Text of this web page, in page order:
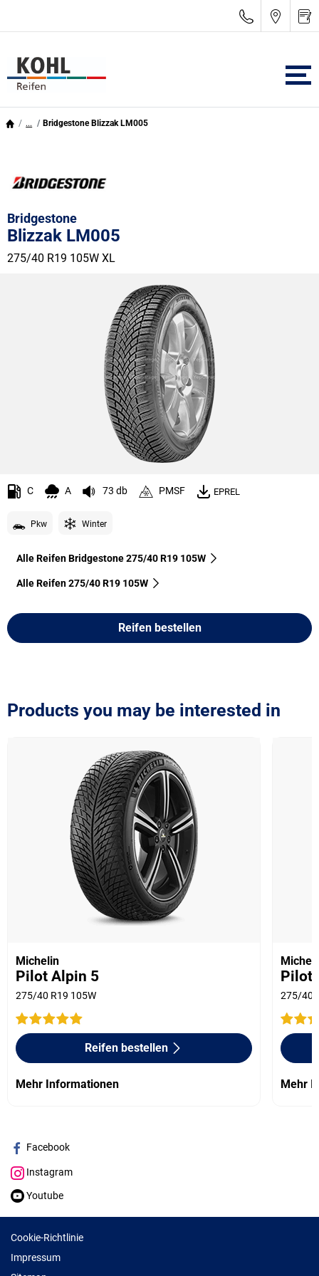
... Bridgestone Blizzak LM005
Bridgestone
Blizzak LM005
275/40 R19 105W XL
C A 73 db PMSF EPREL
Pkw Winter
Alle Reifen Bridgestone 275/40 R19 105W
Alle Reifen‎ 275/40 R19 105W
Reifen bestellen
Products you may be interested in
Michelin
Pilot Alpin 5
275/40 R19 105W
Reifen bestellen
Mehr Informationen
Pilot
275/40
Mehr
Facebook
Instagram
Youtube
Cookie-Richtlinie
Impressum